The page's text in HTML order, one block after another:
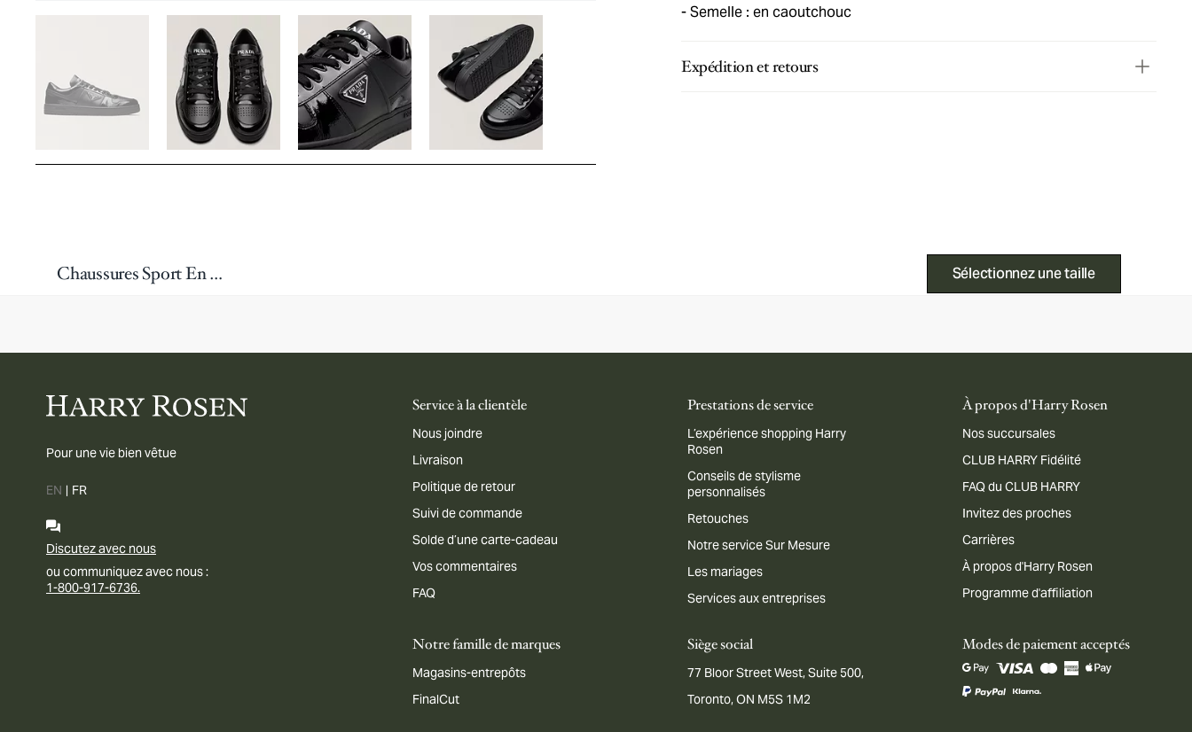
Semelle : en caoutchouc
Expédition et retours
Chaussures Sport En Cuir Downtown Sélectionnez une taille
Pour une vie bien vêtue
EN | FR
Discutez avec nous
ou communiquez avec nous :
1-800-917-6736.
Service à la clientèle
Nous joindre
Livraison
Politique de retour
Suivi de commande
Solde d’une carte-cadeau
Vos commentaires
FAQ
Prestations de service
L’expérience shopping Harry
Rosen
Conseils de stylisme
personnalisés
Retouches
Notre service Sur Mesure
Les mariages
Services aux entreprises
À propos d'Harry Rosen
Nos succursales
CLUB HARRY Fidélité
FAQ du CLUB HARRY
Invitez des proches
Carrières
À propos d'Harry Rosen
Programme d'affiliation
Notre famille de marques
Magasins-entrepôts
FinalCut
Siège social
77 Bloor Street West, Suite 500,
Toronto, ON M5S 1M2
Modes de paiement acceptés